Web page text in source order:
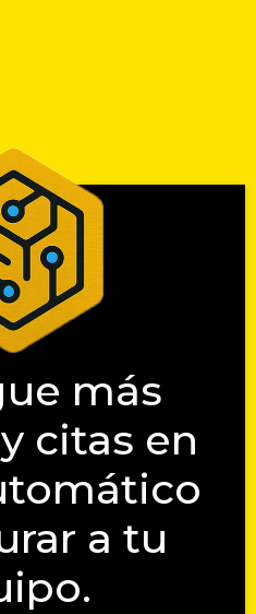
más
citas en
a tu